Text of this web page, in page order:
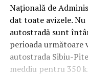
Naţională de
dat toate avizele.
autostradă sunt
perioada următoare
autostrada Sibiu-
meddiu pentru 350